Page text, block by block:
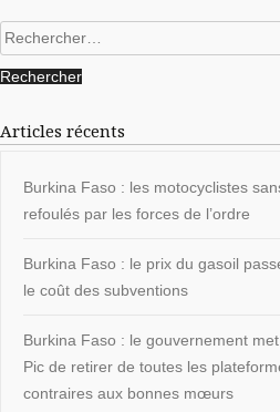
Rechercher :
Articles récents
Burkina Faso : les motocyclistes
refoulés par les forces de l’ordre
Burkina Faso : le prix du gasoil
le coût des subventions
Burkina Faso : le gouvernement
Pic de retirer de toutes les
contraires aux bonnes mœurs